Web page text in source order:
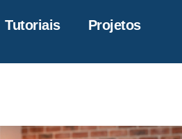
Tutoriais Projetos